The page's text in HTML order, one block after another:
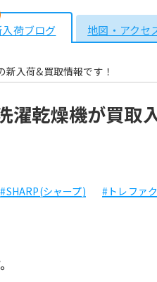
入荷ブログ 地図・アクセ
入荷&買取情報です！
濯乾燥機が買取
#SHARP(シャープ) #トレファ